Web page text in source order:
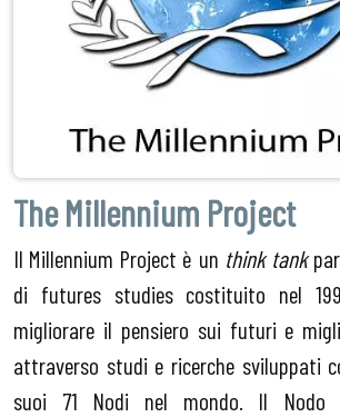
The Millennium Project
Il Millennium Project è un think tank
di futures studies costituito nel
migliorare il pensiero sui futuri e
attraverso studi e ricerche sviluppati
suoi 71 Nodi nel mondo. Il Nodo